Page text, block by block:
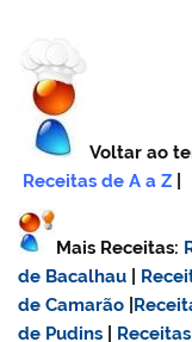
Voltar ao
Receitas de A a Z
Mais Receitas:
de Bacalhau
de Camarão
de Pudins